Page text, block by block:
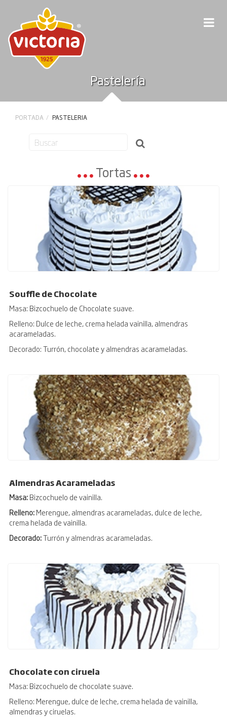
Pastelería
PORTADA PASTELERIA
Tortas
Souffle de Chocolate
Masa: Bizcochuelo de Chocolate suave.
Relleno: Dulce de leche, crema helada vainilla, almendras
acarameladas.
Decorado: Turrón, chocolate y almendras acarameladas.
Almendras Acarameladas
Masa:Bizcochuelo de vainilla.
Relleno:Merengue, almendras acarameladas, dulce de leche,
crema helada de vainilla.
Decorado:Turrón y almendras acarameladas.
Chocolate con ciruela
Masa: Bizcochuelo de chocolate suave.
Relleno: Merengue, dulce de leche, crema helada de vainilla,
almendras y ciruelas.